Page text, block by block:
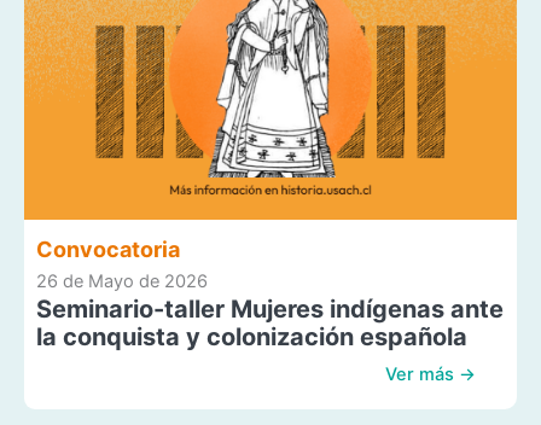
Convocatoria
26 de Mayo de 2026
Seminario-taller Mujeres indígenas ante
la conquista y colonización española
Ver más →